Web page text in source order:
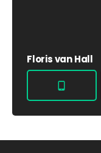
Floris van Hall